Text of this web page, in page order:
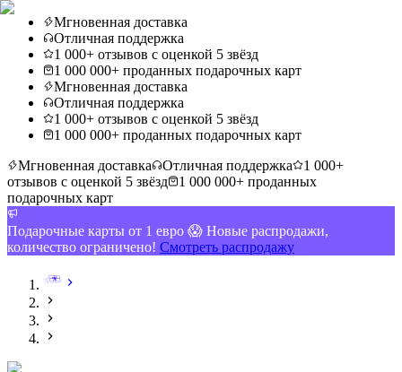
Мгновенная доставка
Отличная поддержка
1 000+ отзывов с оценкой 5 звёзд
1 000 000+ проданных подарочных карт
Мгновенная доставка
Отличная поддержка
1 000+ отзывов с оценкой 5 звёзд
1 000 000+ проданных подарочных карт
Мгновенная доставка
Отличная поддержка
1 000+
отзывов с оценкой 5 звёзд
1 000 000+ проданных
подарочных карт
Подарочные карты от 1 евро 😱 Новые распродажи,
количество ограничено! Смотреть распродажу